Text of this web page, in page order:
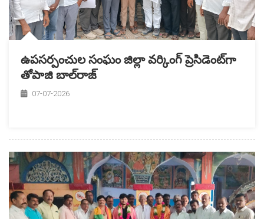
ఉపసర్పంచుల సంఘం జిల్లా వర్కింగ్ ప్రెసిడెంట్‌గా
తోపాజి బాల్‌రాజ్
07-07-2026